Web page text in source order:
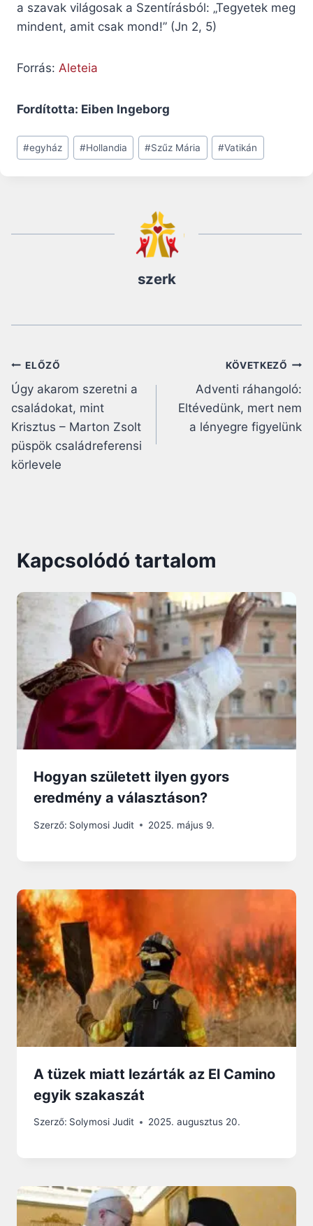
a szavak világosak a Szentírásból: „Tegyetek meg
mindent, amit csak mond!” (Jn 2, 5)
Forrás: Aleteia
Fordította: Eiben Ingeborg
Post
Tags:
#egyház #Hollandia #Szűz Mária #Vatikán
szerk
Bejegyzés
navigáció
ELŐZŐ
Úgy akarom szeretni a
családokat, mint
Krisztus – Marton Zsolt
püspök családreferensi
körlevele
KÖVETKEZŐ
Adventi ráhangoló:
Eltévedünk, mert nem
a lényegre figyelünk
Kapcsolódó tartalom
Hogyan született ilyen gyors
eredmény a választáson?
Szerző: Solymosi Judit 2025. május 9.
A tüzek miatt lezárták az El Camino
egyik szakaszát
Szerző: Solymosi Judit 2025. augusztus 20.